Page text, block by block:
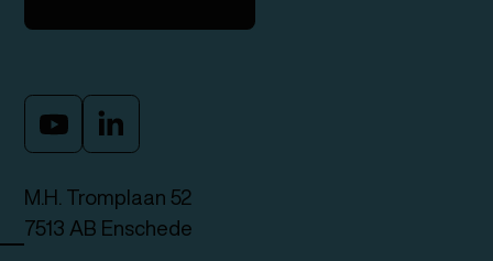
M.H. Tromplaan 52
7513 AB Enschede